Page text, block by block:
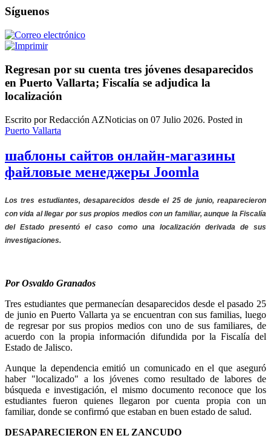
Síguenos
Regresan por su cuenta tres jóvenes desaparecidos
en Puerto Vallarta; Fiscalía se adjudica la
localización
Escrito por Redacción AZNoticias on 07 Julio 2026. Posted in
Puerto Vallarta
шаблоны сайтов онлайн-магазины
файловые менеджеры Joomla
Los tres estudiantes, desaparecidos desde el 25 de junio, reaparecieron
con vida al llegar por sus propios medios con un familiar, aunque la Fiscalía
del Estado presentó el caso como una localización derivada de sus
investigaciones.
Por Osvaldo Granados
Tres estudiantes que permanecían desaparecidos desde el pasado 25
de junio en Puerto Vallarta ya se encuentran con sus familias, luego
de regresar por sus propios medios con uno de sus familiares, de
acuerdo con la propia información difundida por la Fiscalía del
Estado de Jalisco.
Aunque la dependencia emitió un comunicado en el que aseguró
haber "localizado" a los jóvenes como resultado de labores de
búsqueda e investigación, el mismo documento reconoce que los
estudiantes fueron quienes llegaron por cuenta propia con un
familiar, donde se confirmó que estaban en buen estado de salud.
DESAPARECIERON EN EL ZANCUDO